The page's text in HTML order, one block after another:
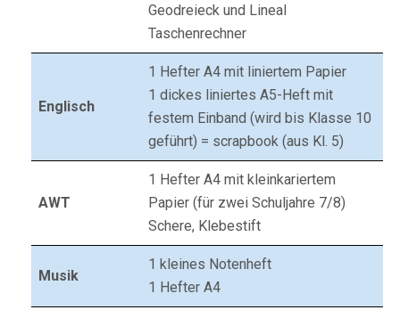
Geodreieck und Lineal
Taschenrechner
Englisch
1 Hefter A4 mit liniertem Papier
1 dickes liniertes A5-Heft mit
festem Einband (wird bis Klasse 10
geführt) = scrapbook (aus Kl. 5)
AWT
1 Hefter A4 mit kleinkariertem
Papier (für zwei Schuljahre 7/8)
Schere, Klebestift
Musik
1 kleines Notenheft
1 Hefter A4